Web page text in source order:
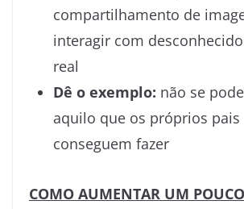
compartilhamento de
interagir com
real
Dê o exemplo: não se
aquilo que os próprios pais
conseguem fazer
COMO AUMENTAR UM